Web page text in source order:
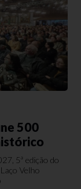
500
5ª edição do
Velho